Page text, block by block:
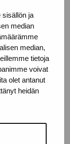
sisällön ja
median
median,
tietoja
voivat
olet antanut
heidän